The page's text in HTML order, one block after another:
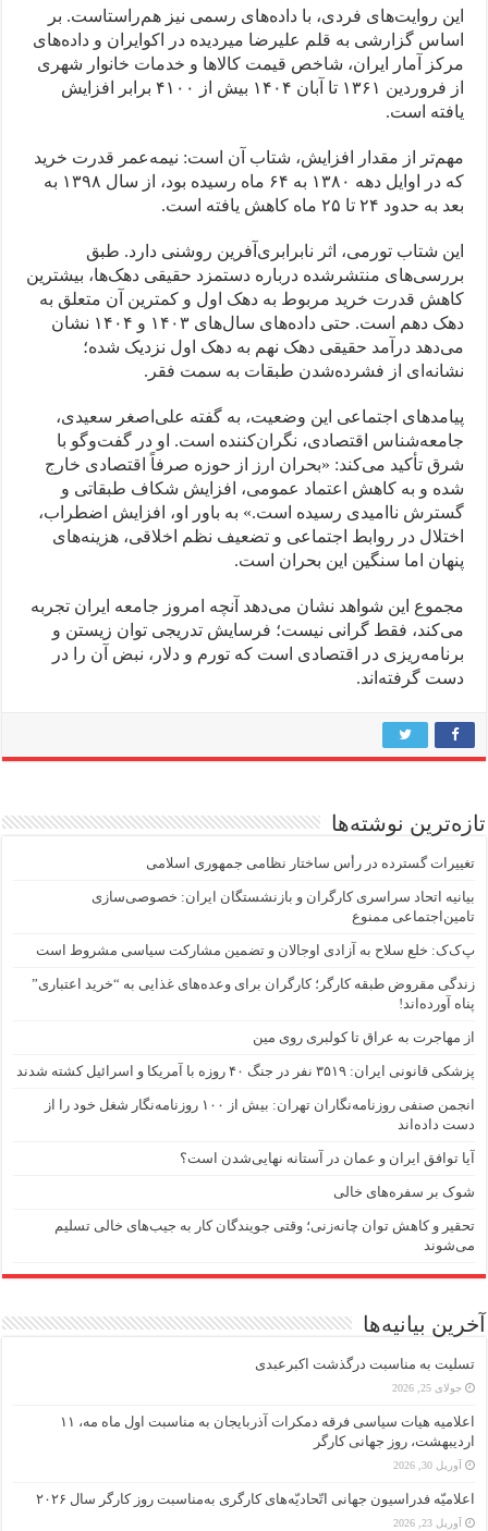
این روایت‌های فردی، با داده‌های رسمی نیز هم‌راستاست. بر
اساس گزارشی به قلم علیرضا میردیده در اکوایران و داده‌های
مرکز آمار ایران، شاخص قیمت کالاها و خدمات خانوار شهری
از فروردین ۱۳۶۱ تا آبان ۱۴۰۴ بیش از ۴۱۰۰ برابر افزایش
یافته است.
مهم‌تر از مقدار افزایش، شتاب آن است: نیمه‌عمر قدرت خرید
که در اوایل دهه ۱۳۸۰ به ۶۴ ماه رسیده بود، از سال ۱۳۹۸ به
بعد به حدود ۲۴ تا ۲۵ ماه کاهش یافته است.
این شتاب تورمی، اثر نابرابری‌آفرین روشنی دارد. طبق
بررسی‌های منتشرشده درباره دستمزد حقیقی دهک‌ها، بیشترین
کاهش قدرت خرید مربوط به دهک اول و کمترین آن متعلق به
دهک دهم است. حتی داده‌های سال‌های ۱۴۰۳ و ۱۴۰۴ نشان
می‌دهد درآمد حقیقی دهک نهم به دهک اول نزدیک شده؛
نشانه‌ای از فشرده‌شدن طبقات به سمت فقر.
پیامدهای اجتماعی این وضعیت، به گفته علی‌اصغر سعیدی،
جامعه‌شناس اقتصادی، نگران‌کننده است. او در گفت‌وگو با
شرق تأکید می‌کند: «بحران ارز از حوزه صرفاً اقتصادی خارج
شده و به کاهش اعتماد عمومی، افزایش شکاف طبقاتی و
گسترش ناامیدی رسیده است.» به باور او، افزایش اضطراب،
اختلال در روابط اجتماعی و تضعیف نظم اخلاقی، هزینه‌های
پنهان اما سنگین این بحران است.
مجموع این شواهد نشان می‌دهد آنچه امروز جامعه ایران تجربه
می‌کند، فقط گرانی نیست؛ فرسایش تدریجی توان زیستن و
برنامه‌ریزی در اقتصادی است که تورم و دلار، نبض آن را در
دست گرفته‌اند.
تازه‌ترین نوشته‌ها
تغییرات گسترده در رأس ساختار نظامی جمهوری اسلامی
بیانیه اتحاد سراسری کارگران و بازنشستگان ایران: خصوصی‌سازی
تامین‌اجتماعی ممنوع
پ‌ک‌ک: خلع سلاح به آزادی اوجالان و تضمین مشارکت سیاسی مشروط است
زندگی مقروض طبقه کارگر؛ کارگران برای وعده‌های غذایی به “خرید اعتباری”
پناه آورده‌اند!
از مهاجرت به عراق تا کولبری روی مین
پزشکی قانونی ایران: ۳۵۱۹ نفر در جنگ ۴۰ روزه با آمریکا و اسرائیل کشته شدند
انجمن صنفی روزنامه‌نگاران تهران: بیش از ۱۰۰ روزنامه‌نگار شغل خود را از
دست داده‌اند
آیا توافق ایران و عمان در آستانه نهایی‌شدن است؟
شوک بر سفره‌های خالی
تحقیر و کاهش توان چانه‌زنی؛ وقتی جویندگان کار به جیب‌‌های خالی تسلیم
می‌شوند
آخرین بیانیه‌ها
تسلیت به مناسبت درگذشت اکبرعبدی
جولای 25, 2026
اعلامیه هیات سیاسی فرقه دمکرات آذربایجان به مناسبت اول ماه مه، ۱۱
اردیبهشت، روز جهانی کارگر
آوریل 30, 2026
اعلامیّه فدراسیون جهانی اتّحادیّه‌های کارگری به‌مناسبت روز کارگر سال ۲۰۲۶
آوریل 23, 2026